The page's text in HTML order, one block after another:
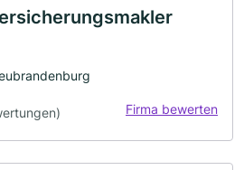
Firma bewerten